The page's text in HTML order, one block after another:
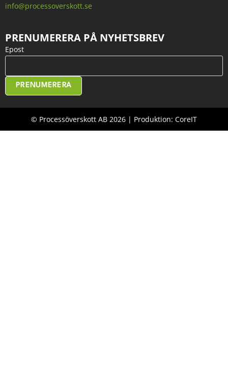
info@processoverskott.se
PRENUMERERA PÅ NYHETSBREV
Epost
PRENUMERERA
© Processöverskott AB 2026 | Produktion: CoreIT